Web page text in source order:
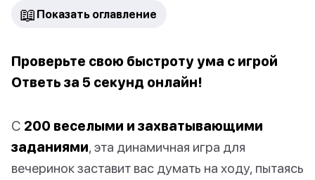
📖 Показать оглавление
Проверьте свою быстроту ума с игрой
Ответь за 5 секунд онлайн!
С 200 веселыми и захватывающими
заданиями, эта динамичная игра для
вечеринок заставит вас думать на ходу, пытаясь